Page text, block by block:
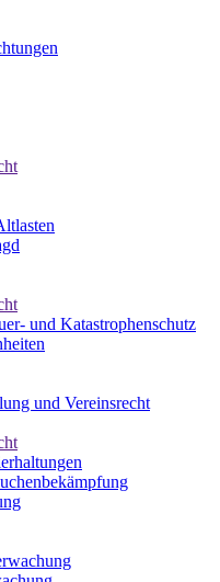
und Katastrophenschutz
und Vereinsrecht